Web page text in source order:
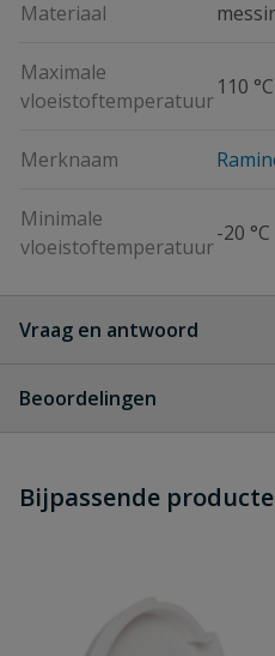
Materiaal
Maximale
vloeistoftemperatuur
110 °C
Merknaam
Minimale
vloeistoftemperatuur
-20 °C
Vraag en antwoord
dit product?
Beoordelingen
Schrijf zelf een
Uw waardering:
Bijpassende